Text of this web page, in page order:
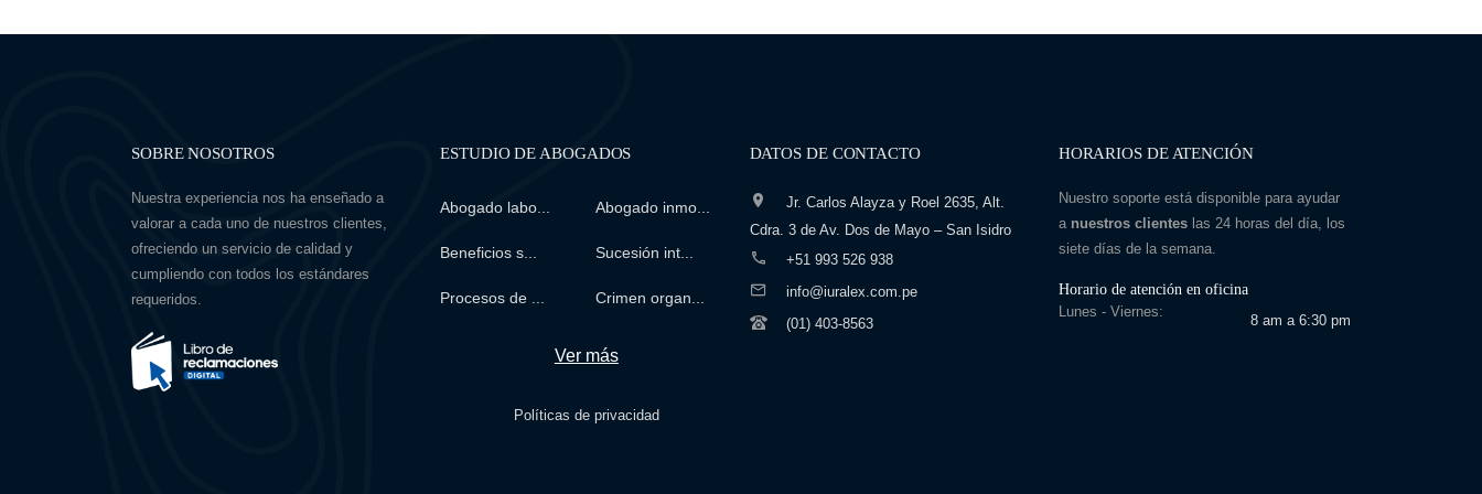
SOBRE NOSOTROS
Nuestra experiencia nos ha enseñado a
valorar a cada uno de nuestros clientes,
ofreciendo un servicio de calidad y
cumpliendo con todos los estándares
requeridos.
ESTUDIO DE ABOGADOS
Abogado labo... Abogado inmo...
Beneficios s... Sucesión int...
Procesos de ... Crimen organ...
Ver más
Políticas de privacidad
DATOS DE CONTACTO
Jr. Carlos Alayza y Roel 2635, Alt.
Cdra. 3 de Av. Dos de Mayo – San Isidro
+51 993 526 938
info@iuralex.com.pe
(01) 403-8563
HORARIOS DE ATENCIÓN
Nuestro soporte está disponible para ayudar
a nuestros clienteslas 24 horas del día, los
siete días de la semana.
Horario de atención en oficina
Lunes - Viernes:
8 am a 6:30 pm